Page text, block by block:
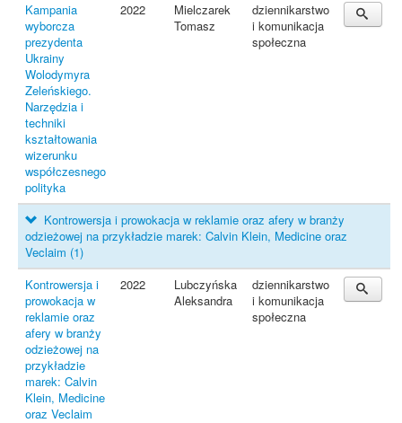
Kampania
wyborcza
prezydenta
Ukrainy
Wolodymyra
Zeleńskiego.
Narzędzia i
techniki
kształtowania
wizerunku
współczesnego
polityka
2022
Mielczarek
Tomasz
dziennikarstwo
i komunikacja
społeczna
Kontrowersja i prowokacja w reklamie oraz afery w branży
odzieżowej na przykładzie marek: Calvin Klein, Medicine oraz
Veclaim (1)
Kontrowersja i
prowokacja w
reklamie oraz
afery w branży
odzieżowej na
przykładzie
marek: Calvin
Klein, Medicine
oraz Veclaim
2022
Lubczyńska
Aleksandra
dziennikarstwo
i komunikacja
społeczna